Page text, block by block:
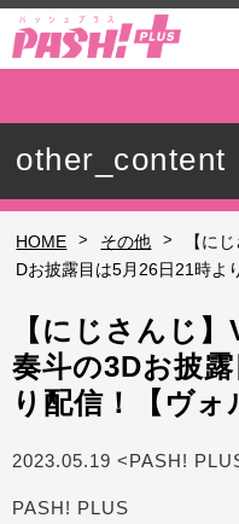
other_content
HOME > その他 >
【に
Dお披露目は5月26日21時よ
【にじさんじ
奏斗の3Dお披
り配信！【ヴォ
2023.05.19 <PASH!
PASH! PLUS